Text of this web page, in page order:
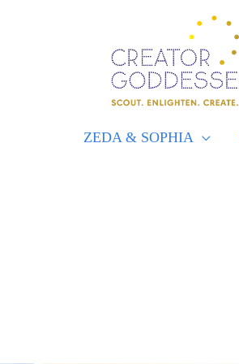
ZEDA & SOPHIA